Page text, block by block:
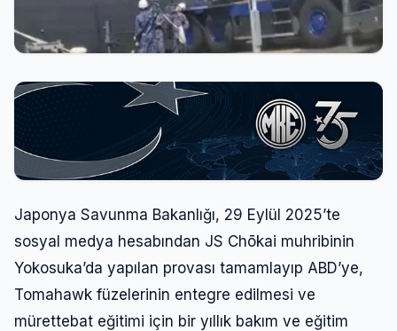
Japonya Savunma Bakanlığı, 29 Eylül 2025’te
sosyal medya hesabından JS Chōkai muhribinin
Yokosuka’da yapılan provası tamamlayıp ABD’ye,
Tomahawk füzelerinin entegre edilmesi ve
mürettebat eğitimi için bir yıllık bakım ve eğitim